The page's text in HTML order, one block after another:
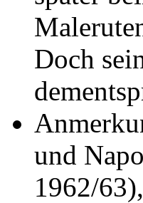
Doch
und
1962/